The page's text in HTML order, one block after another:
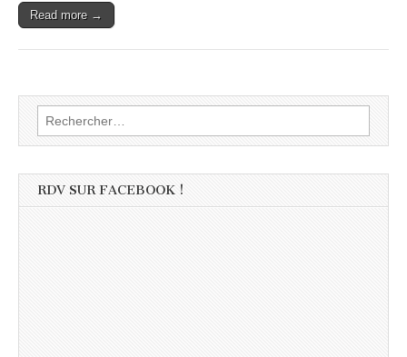
Read more →
Rechercher :
RDV SUR FACEBOOK !